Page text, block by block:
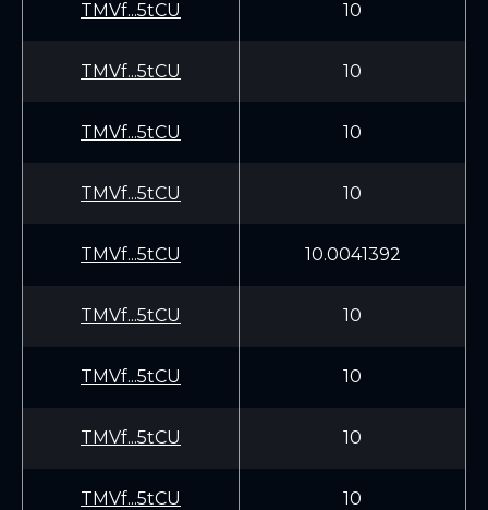
TMVf...5tCU 10
TMVf...5tCU 10
TMVf...5tCU 10
TMVf...5tCU 10
TMVf...5tCU 10.0041392
TMVf...5tCU 10
TMVf...5tCU 10
TMVf...5tCU 10
TMVf...5tCU 10